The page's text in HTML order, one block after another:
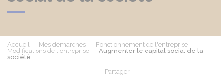
Accueil Mes démarches
Fonctionnement de l'entreprise
Modifications de l'entreprise
Augmenter le capital social de la
société
Partager